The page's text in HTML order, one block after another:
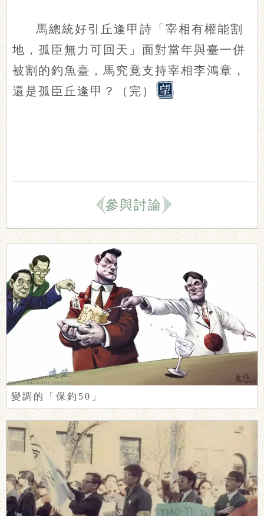
馬總統好引丘逢甲詩「宰相有權能割
地，孤臣無力可回天」面對當年與臺一併
被割的釣魚臺，馬究竟支持宰相李鴻章，
還是孤臣丘逢甲？（完）
參與討論
變調的「保釣50」